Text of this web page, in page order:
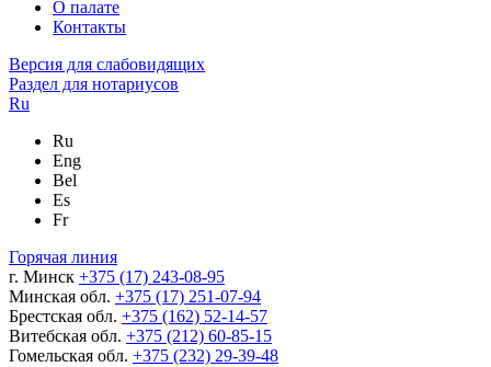
О палате
Контакты
Версия для слабовидящих
Раздел для нотариусов
Ru
Ru
Eng
Bel
Es
Fr
Горячая линия
г. Минск +375 (17) 243-08-95
Минская обл. +375 (17) 251-07-94
Брестская обл. +375 (162) 52-14-57
Витебская обл. +375 (212) 60-85-15
Гомельская обл. +375 (232) 29-39-48